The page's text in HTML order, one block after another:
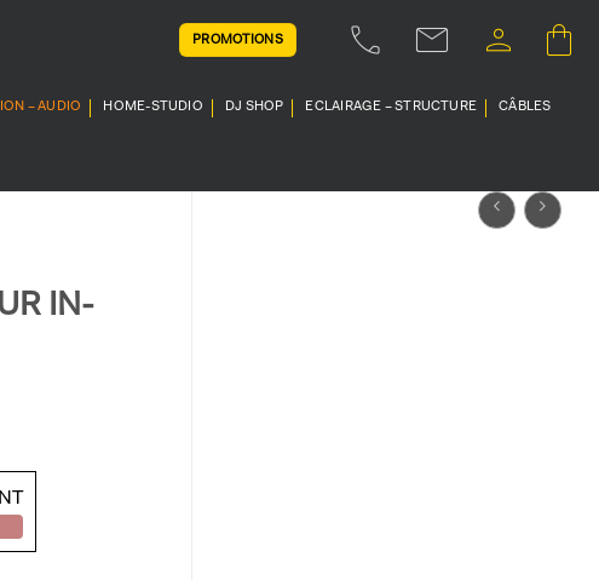
PROMOTIONS
– AUDIO HOME-STUDIO DJ SHOP ECLAIRAGE – STRUCTURE CÂBLES
IN-